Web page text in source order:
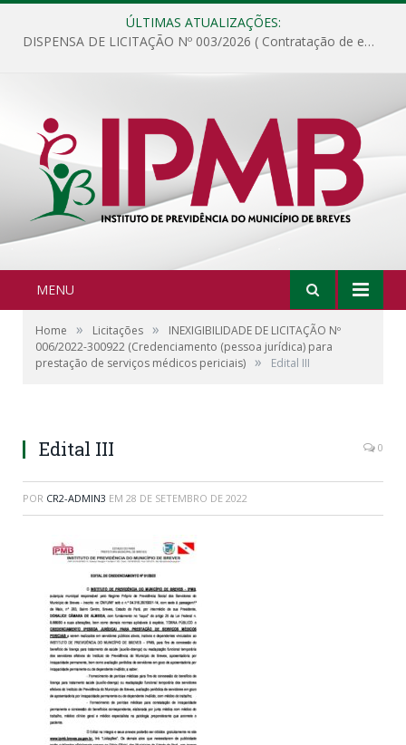
ÚLTIMAS ATUALIZAÇÕES:
DISPENSA DE LICITAÇÃO Nº 003/2026 ( Contratação de empresa para fornecimento de gêneros alimentícios não perecíveis, materiais de expediente, descartáveis, copa e cozinha, para análise e posterior publicação.)
MENU
Home » Licitações »
INEXIGIBILIDADE DE LICITAÇÃO Nº
006/2022-300922 (Credenciamento (pessoa jurídica) para
prestação de serviços médicos periciais) » Edital III
Edital III 0
POR CR2-ADMIN3 EM 28 DE SETEMBRO DE 2022